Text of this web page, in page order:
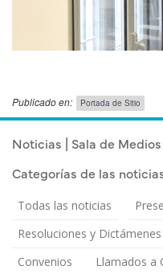
Noticias | Sala de Medios
Categorías de las
Todas las noticias
Resoluciones y Dictámenes
Convenios
Llamados a
Publicado en: Portada de Sitio
Publicado el Viernes 22 Agosto,